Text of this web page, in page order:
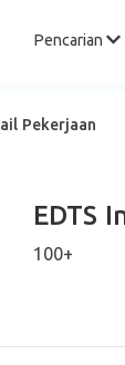
Pencarian
Pekerjaan
EDTS
100+